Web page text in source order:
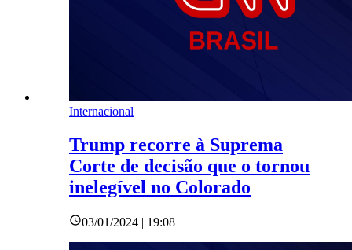
Internacional
Trump recorre à Suprema
Corte de decisão que o tornou
inelegível no Colorado
03/01/2024 | 19:08